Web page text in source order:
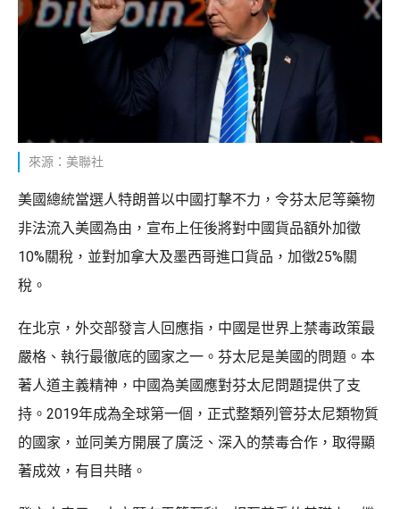
來源：美聯社
美國總統當選人特朗普以中國打擊不力，令芬太尼等藥物
非法流入美國為由，宣布上任後將對中國貨品額外加徵
10%關稅，並對加拿大及墨西哥進口貨品，加徵25%關
稅。
在北京，外交部發言人回應指，中國是世界上禁毒政策最
嚴格、執行最徹底的國家之一。芬太尼是美國的問題。本
著人道主義精神，中國為美國應對芬太尼問題提供了支
持。2019年成為全球第一個，正式整類列管芬太尼類物質
的國家，並同美方開展了廣泛、深入的禁毒合作，取得顯
著成效，有目共睹。